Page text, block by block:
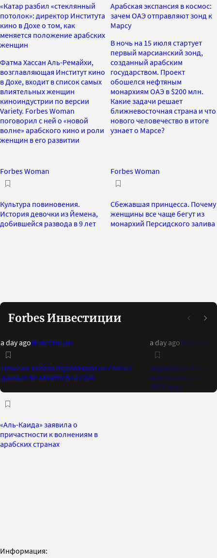
«Катар разбил «стеклянный
потолок»: директор Института
кино в Дохе о том, как
меняется положение арабских
женщин
Фатма Хассан Аль-Ремайхи,
возглавляющая Институт кино
в Дохе, входит в список самых
влиятельных женщин
киноиндустрии по версии
Variety. Forbes Woman
поговорил с ней о «новой
волне» арабского кино и роли
женщин в его развитии
Арабская экспансия в космос:
зачем ОАЭ отправляют зонд к
Марсу
В ночь на 15 июля стартует
первый марсианский зонд,
созданный арабским
государством. Проект
обошелся нефтяным
монархиям ОАЭ в $200 млн.
Какие задачи решает
ближневосточная страна и что
нового человечество в итоге
узнает о Марсе?
Forbes Woman
Культура повиновения.
История девочки из Йемена,
добившейся развода в 9 лет
Forbes Woman
Сбежавшая принцесса. Почему
женщины все чаще бегут из
монархий Персидского залива
Forbes Инвестиции
a day agoИнвестиции
Цены на золото подскочили на слабых
данных по занятости в США
a day ago
Индикатор Bank of
максимальный
2021 года
«Аль-Каида» заявила о
причастности к волнениям в
арабских странах
Информация: